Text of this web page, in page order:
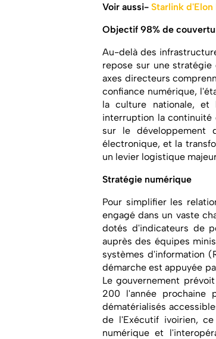
Voir aussi- Starlink d'Elon
Objectif 98% de
Au-delà des
repose sur une
axes directeurs
confiance numérique,
la culture nationale, et
interruption la continuité
sur le développement
électronique, et la
un levier logistique
Stratégie numérique
Pour simplifier les
engagé dans un vaste
dotés d'indicateurs de
auprès des équipes
systèmes d'information
démarche est appuyée
Le gouvernement
200 l'année
dématérialisés
de l'Exécutif ivoirien,
numérique et